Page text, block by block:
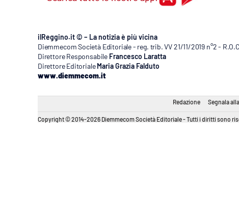
ilReggino.it © – La notizia è più vicina
Diemmecom Società Editoriale - reg. trib. VV 21/11/2019 n°2 -
Direttore Responsabile Francesco Laratta
Direttore Editoriale Maria Grazia Falduto
www.diemmecom.it
Redazione Segnala
Copyright © 2014-2026 Diemmecom Società Editoriale - Tutti i diritti sono